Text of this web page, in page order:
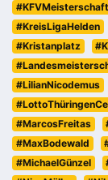
#KreisLigaHelden
#Kristanplatz
#LilianNicodemus
#MarcosFreitas
#MaxBodewald
#MichaelGünzel